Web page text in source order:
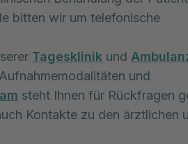
bitten wir um telefonische
Tagesklinik und
und
steht Ihnen für Rückfragen
Kontakte zu den ärztlichen